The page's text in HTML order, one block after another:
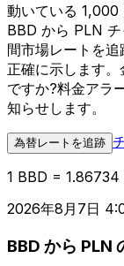
動いている 1,000
BBD から PLN チ
間市場レートを
正確に示します
ですか?料金アラ
知らせします。
為替レートを追跡
1 BBD = 1.86734
2026年8月7日
BBD から PLN